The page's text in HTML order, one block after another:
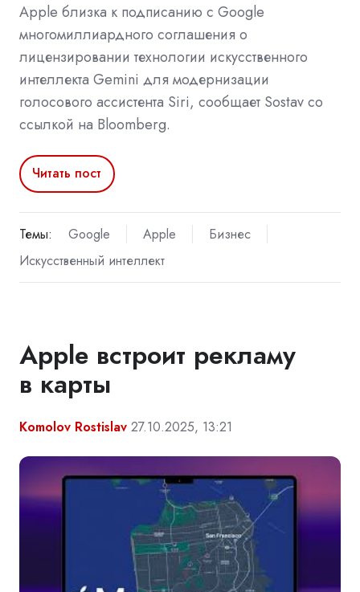
Apple близка к подписанию с Google
многомиллиардного соглашения о
лицензировании технологии искусственного
интеллекта Gemini для модернизации
голосового ассистента Siri, сообщает Sostav со
ссылкой на Bloomberg.
Читать пост
Темы: Google Apple
Бизнес
Искусственный интеллект
Apple встроит рекламу
в карты
Komolov Rostislav 27.10.2025, 13:21